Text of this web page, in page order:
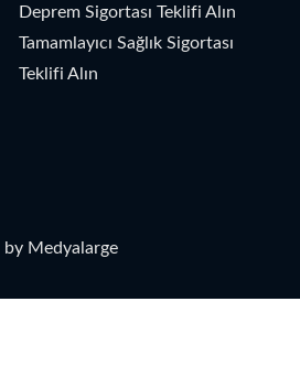
Deprem Sigortası Teklifi Alın
Tamamlayıcı Sağlık Sigortası
Teklifi Alın
Medyalarge